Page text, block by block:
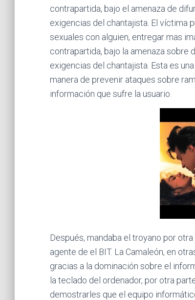
contrapartida, bajo el amenaza de
exigencias del chantajista. El víctima
sexuales con alguien, entregar mas
contrapartida, bajo la amenaza sobre
exigencias del chantajista. Esta es
manera de prevenir ataques sobre
información que sufre la usuario.
Después, mandaba el troyano por
agente de el BIT. La Camaleón, en
gracias a la dominación sobre el
la teclado del ordenador, por otra
demostrarles que el equipo